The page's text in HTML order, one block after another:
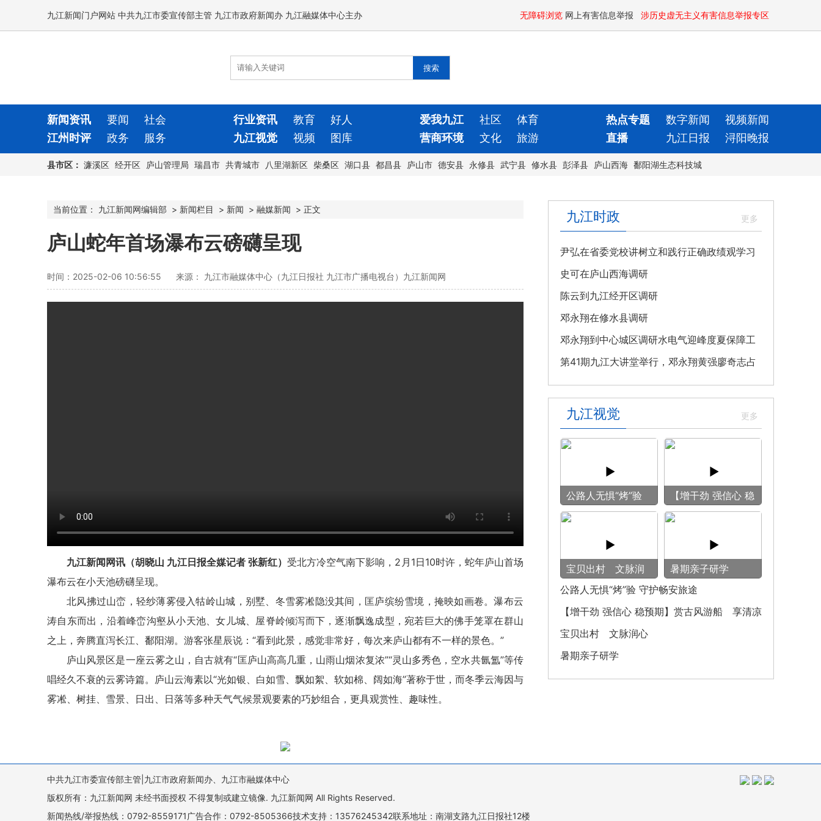
九江新闻门户网站 中共九江市委宣传部主管 九江市政府新闻办 九江融媒体中心主办 无障碍浏览 网上有害信息举报 涉历史虚无主义有害信息举报专区
新闻资讯 要闻 社会 行业资讯 教育 好人 爱我九江 社区 体育 热点专题 数字新闻
视频新闻
江州时评
政务 服务 九江视觉 视频 图库 营商环境 文化 旅游 直播 九江日报 浔阳晚报
县市区： 濂溪区 经开区 庐山管理局 瑞昌市 共青城市 八里湖新区 柴桑区 湖口县 都昌县 庐山市 德安县 永修县 武宁县 修水县 彭泽县 庐山西海 鄱阳湖生态科技城
当前位置： 九江新闻网编辑部 > 新闻栏目 > 新闻 > 融媒新闻 > 正文
庐山蛇年首场瀑布云磅礴呈现
时间：2025-02-06 10:56:55 来源： 九江市融媒体中心（九江日报社 九江市广播电视台）九江新闻网
九江新闻网讯（胡晓山 九江日报全媒记者 张新红） 受北方冷空气南下影响，2月1日10时许，蛇年庐山首场
瀑布云在小天池磅礴呈现。
北风拂过山峦，轻纱薄雾侵入牯岭山城，别墅、冬雪雾凇隐没其间，匡庐缤纷雪境，掩映如画卷。瀑布云
涛自东而出，沿着峰峦沟壑从小天池、女儿城、屋脊岭倾泻而下，逐渐飘逸成型，宛若巨大的佛手笼罩在群山
之上，奔腾直泻长江、鄱阳湖。游客张星辰说：“看到此景，感觉非常好，每次来庐山都有不一样的景色。”
庐山风景区是一座云雾之山，自古就有“匡庐山高高几重，山雨山烟浓复浓”“灵山多秀色，空水共氤氲”等传
唱经久不衰的云雾诗篇。庐山云海素以“光如银、白如雪、飘如絮、软如棉、阔如海”著称于世，而冬季云海因与
雾凇、树挂、雪景、日出、日落等多种天气气候景观要素的巧妙组合，更具观赏性、趣味性。
九江时政
尹弘在省委党校讲树立和践行正确政绩观学习
教育专题党课
史可在庐山西海调研
陈云到九江经开区调研
邓永翔在修水县调研
邓永翔到中心城区调研水电气迎峰度夏保障工
作
第41期九江大讲堂举行，邓永翔黄强廖奇志占
勇出席
九江视觉
公路人无惧“烤”验
守护畅安旅途
【增干劲 强信心 稳
预期】赏古风游
宝贝出村 文脉润
心
暑期亲子研学
公路人无惧“烤”验 守护畅安旅途
【增干劲 强信心 稳预期】赏古风游船 享清凉
之旅
宝贝出村 文脉润心
暑期亲子研学
中共九江市委宣传部主管|九江市政府新闻办、九江市融媒体中心
版权所有：九江新闻网 未经书面授权 不得复制或建立镜像. 九江新闻网 All Rights Reserved.
新闻热线/举报热线：0792-8559171广告合作：0792-8505366技术支持：13576245342联系地址：南湖支路九江日报社12楼